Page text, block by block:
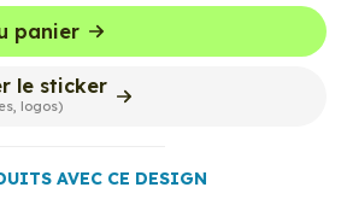
panier
le sticker
logos)
AVEC CE DESIGN